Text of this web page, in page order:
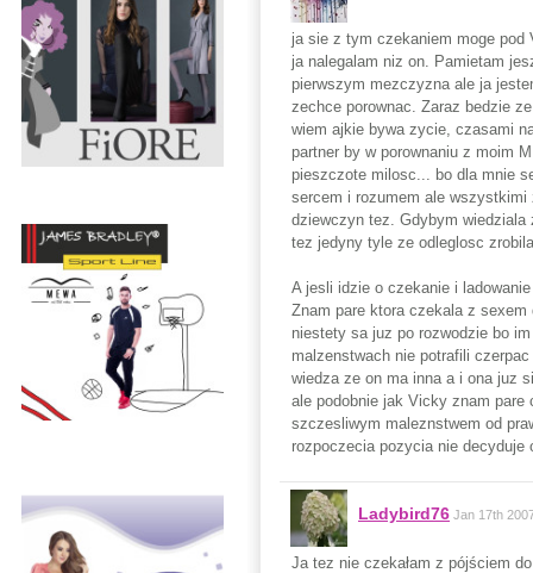
ja sie z tym czekaniem moge
ja nalegalam niz on. Pamietam
pierwszym mezczyzna ale ja
zechce porownac. Zaraz bedzie
wiem ajkie bywa zycie, czasami
partner by w porownaniu z moim
pieszczote milosc... bo dla mnie
sercem i rozumem ale
dziewczyn tez. Gdybym
tez jedyny tyle ze odleglosc
A jesli idzie o czekanie i
Znam pare ktora czekala z
niestety sa juz po rozwodzie bo
malzenstwach nie potrafili
wiedza ze on ma inna a i ona juz
ale podobnie jak Vicky znam
szczesliwym maleznstwem od
rozpoczecia pozycia nie
Ladybird76 Jan 17th
Ja tez nie czekałam z pójściem